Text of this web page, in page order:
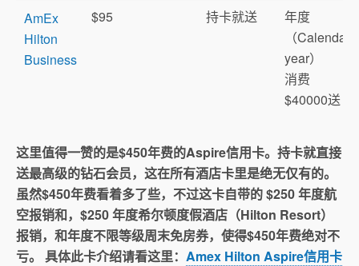
AmEx
Hilton
Business
$95 持卡就送
年度
（Calendar
year）
消费
$40000送
这里值得一赞的是$450年费的Aspire信用卡。持卡就直接
送最高级的钻石会员，这在所有酒店卡里是绝无仅有的。
虽然$450年费看着多了些，不过这卡自带的 $250 年度航
空报销和，$250 年度希尔顿度假酒店（Hilton Resort）
报销，和年度不限等级周末免房券，使得$450年费绝对不
亏。 具体此卡介绍请看这里： Amex Hilton Aspire信用卡